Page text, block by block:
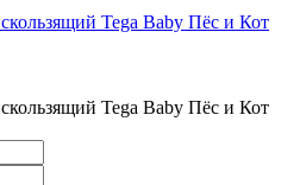
Tega Baby Пёс и Кот
Tega Baby Пёс и Кот